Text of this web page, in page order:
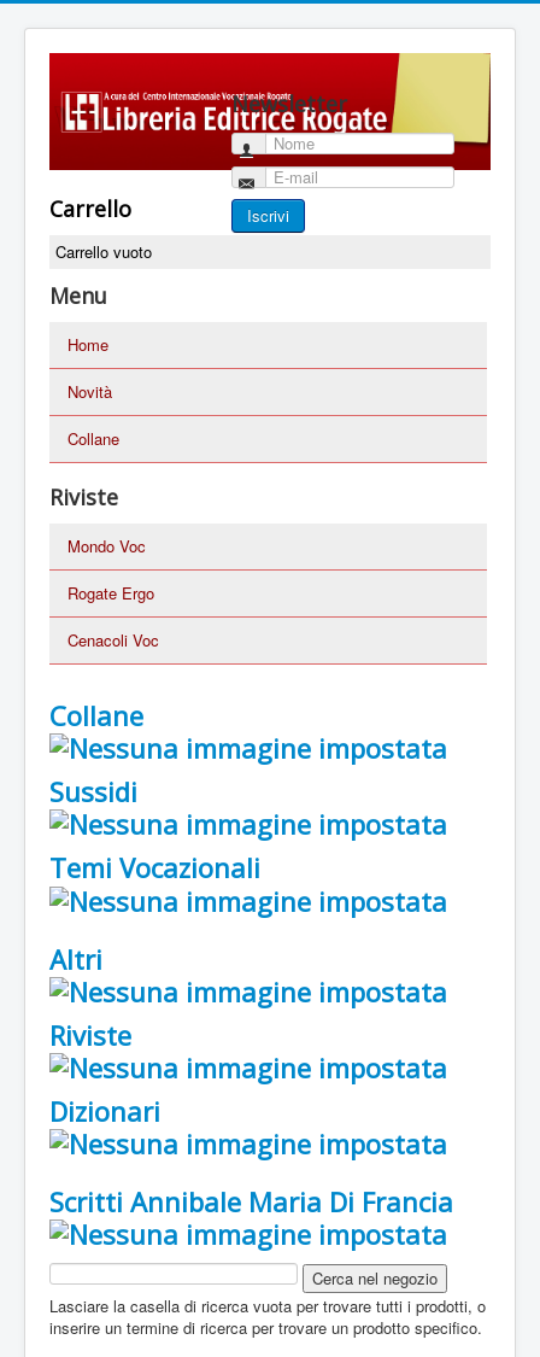
Newsletter
Nome
E-mail
Iscrivi
Carrello
Carrello vuoto
Menu
Home
Novità
Collane
Riviste
Mondo Voc
Rogate Ergo
Cenacoli Voc
Collane
Sussidi
Temi Vocazionali
Altri
Riviste
Dizionari
Scritti Annibale Maria Di Francia
Lasciare la casella di ricerca vuota per trovare tutti i prodotti, o
inserire un termine di ricerca per trovare un prodotto specifico.